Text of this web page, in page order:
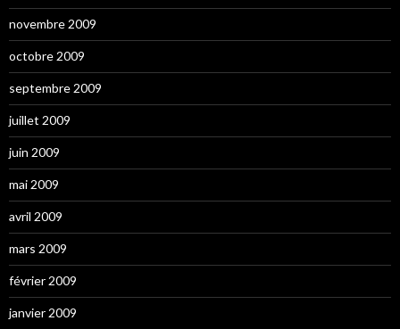
novembre 2009
octobre 2009
septembre 2009
juillet 2009
juin 2009
mai 2009
avril 2009
mars 2009
février 2009
janvier 2009